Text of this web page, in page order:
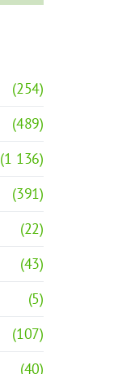
(254)
(489)
(1 136)
(391)
(22)
(43)
(5)
(107)
(40)